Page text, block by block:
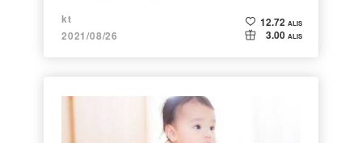
kt
2021/08/26
12.72 ALIS
3.00 ALIS